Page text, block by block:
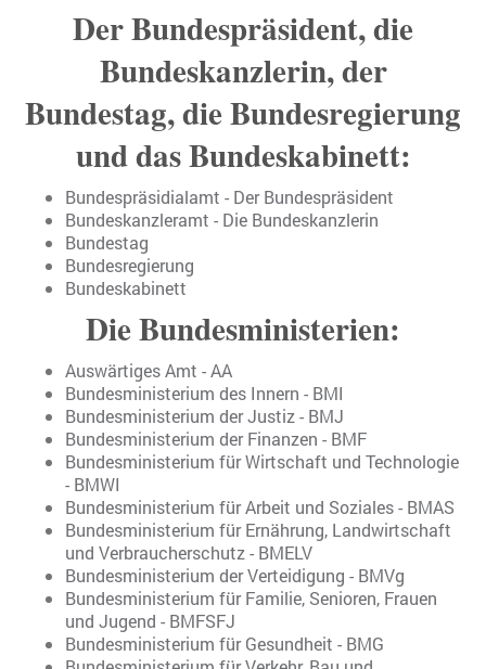
Der Bundespräsident, die
Bundeskanzlerin, der
Bundestag, die Bundesregierung
und das Bundeskabinett:
Bundespräsidialamt - Der Bundespräsident
Bundeskanzleramt - Die Bundeskanzlerin
Bundestag
Bundesregierung
Bundeskabinett
Die Bundesministerien:
Auswärtiges Amt - AA
Bundesministerium des Innern - BMI
Bundesministerium der Justiz - BMJ
Bundesministerium der Finanzen - BMF
Bundesministerium für Wirtschaft und Technologie
- BMWI
Bundesministerium für Arbeit und Soziales - BMAS
Bundesministerium für Ernährung, Landwirtschaft
und Verbraucherschutz - BMELV
Bundesministerium der Verteidigung - BMVg
Bundesministerium für Familie, Senioren, Frauen
und Jugend - BMFSFJ
Bundesministerium für Gesundheit - BMG